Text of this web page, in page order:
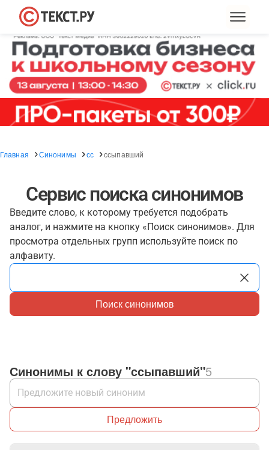
Главная Синонимы сс ссыпавший
Сервис поиска синонимов
Введите слово, к которому требуется подобрать
аналог, и нажмите на кнопку «Поиск синонимов». Для
просмотра отдельных групп используйте поиск по
алфавиту.
Поиск синонимов
Синонимы к слову "ссыпавший"5
Предложить